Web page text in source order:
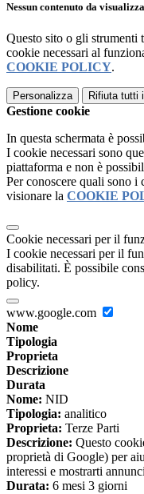
Nessun contenuto da
Questo sito o gli strumenti
cookie necessari al
COOKIE POLICY.
Personalizza Rifiuta tutti
Gestione cookie
In questa schermata è
I cookie necessari sono
piattaforma e non è
Per conoscere quali sono i
visionare la COOKIE
Cookie necessari per il
I cookie necessari per il
disabilitati. È possibile
policy.
www.google.com
Nome
Tipologia
Proprieta
Descrizione
Durata
Nome: NID
Tipologia: analitico
Proprieta: Terze Parti
Descrizione: Questo
proprietà di Google) per
interessi e mostrarti
Durata: 6 mesi 3 giorni